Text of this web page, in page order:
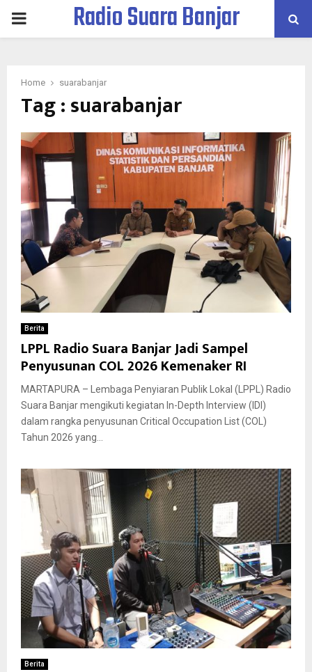
PRIMARYRadio Suara Banjar
Home suarabanjar
Tag : suarabanjar
Berita
LPPL Radio Suara Banjar Jadi Sampel
Penyusunan COL 2026 Kemenaker RI
MARTAPURA – Lembaga Penyiaran Publik Lokal (LPPL) Radio
Suara Banjar mengikuti kegiatan In-Depth Interview (IDI)
dalam rangka penyusunan Critical Occupation List (COL)
Tahun 2026 yang...
Berita